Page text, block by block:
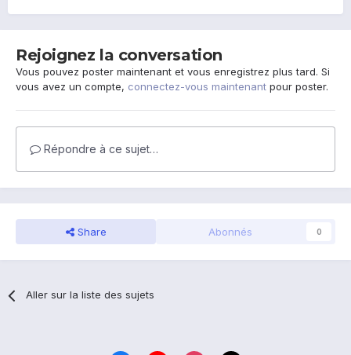
Rejoignez la conversation
Vous pouvez poster maintenant et vous enregistrez plus tard. Si
vous avez un compte, connectez-vous maintenant pour poster.
Répondre à ce sujet…
Share Abonnés 0
Aller sur la liste des sujets